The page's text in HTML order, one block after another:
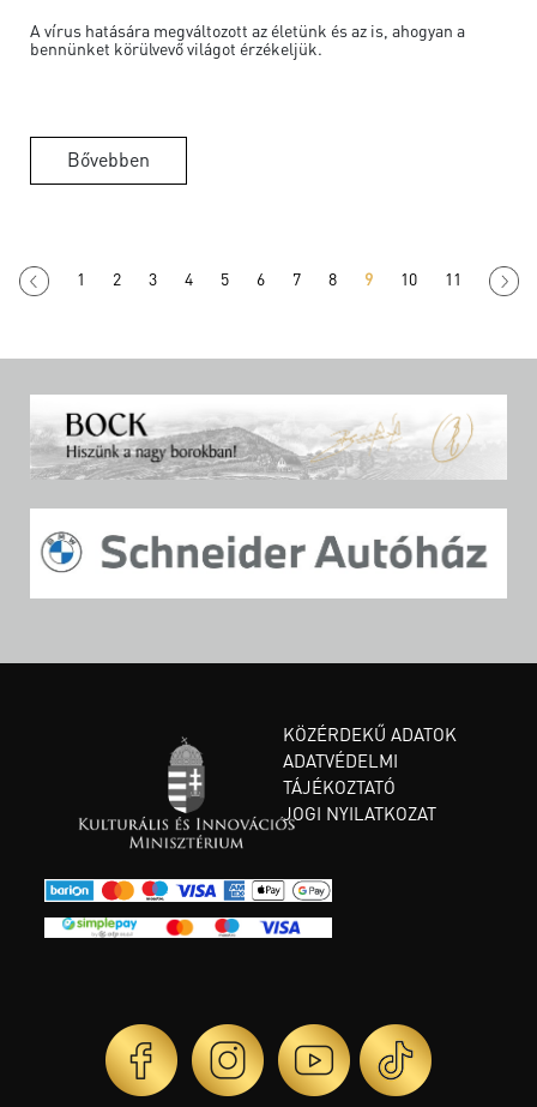
A vírus hatására megváltozott az életünk és az is, ahogyan a
bennünket körülvevő világot érzékeljük.
Bővebben
1 2 3 4 5 6 7 8 9 10 11
KÖZÉRDEKŰ ADATOK
ADATVÉDELMI
TÁJÉKOZTATÓ
JOGI NYILATKOZAT